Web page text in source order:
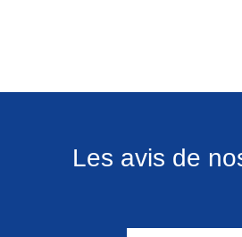
Les avis de